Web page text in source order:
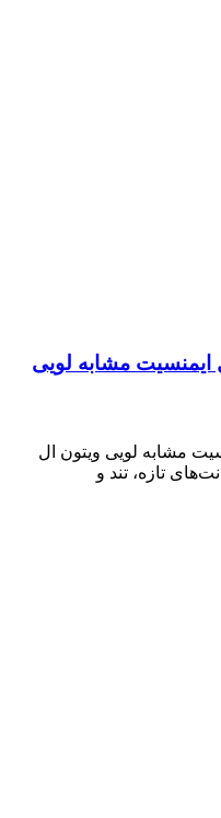
ایمنسیت مشابه لویی
مشابه لویی ویتون ال
تازه، تند و